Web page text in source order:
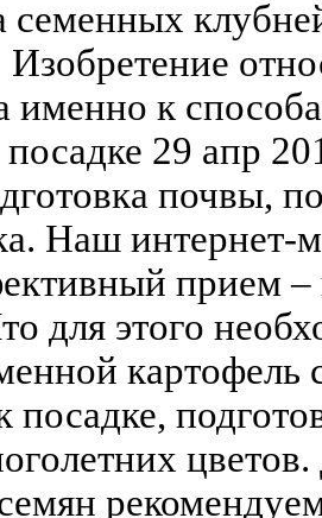
семенных
именно к
29 апр
почвы,
Наш интернет-
прием –
для этого
картофель
посадке,